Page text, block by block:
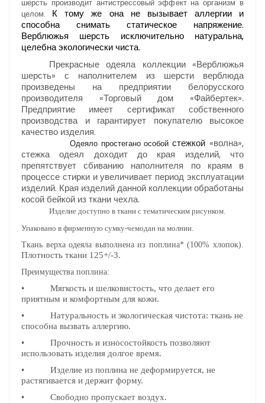
шерсть производит антистрессовый эффект на организм в
целом. К тому же она не вызывает аллергии и
способна снимать статическое напряжение.
Верблюжья шерсть исключительно натуральна,
целебна экологически чиста.
Прекрасные одеяла коллекции «Верблюжья
шерсть» с наполнителем из шерсти верблюда
произведены на предприятии белорусского
производителя «Торговый дом «Файбертек».
Предприятие имеет сертификат собственного
производства и гарантирует покупателю высокое
качество изделия.
Одеяло простегано особойстежкой «волна»,
стежка одеял доходит до края изделий, что
препятствует сбиванию наполнителя по краям в
процессе стирки и увеличивает период эксплуатации
изделий. Края изделий данной коллекции обработаны
косой бейкой из ткани чехла.
Изделие доступно в ткани с тематическим рисунком.
Упаковано в фирменную сумку-чемодан на молнии.
Ткань верха одеяла выполнена из поплина* (100% хлопок).
Плотность ткани 125+/-3.
Преимущества поплина:
• Мягкость и шелковистость, что делает его
приятным и комфортным для кожи.
• Натуральность и экологическая чистота: ткань не
способна вызвать аллергию.
• Прочность и износостойкость позволяют
использовать изделия долгое время.
• Изделие из поплина не деформируется, не
растягивается и держит форму.
• Свободно пропускает воздух.